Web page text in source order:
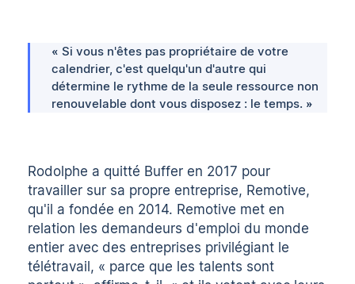
« Si vous n'êtes pas propriétaire de votre
calendrier, c'est quelqu'un d'autre qui
détermine le rythme de la seule ressource non
renouvelable dont vous disposez : le temps. »
Rodolphe a quitté Buffer en 2017 pour
travailler sur sa propre entreprise, Remotive,
qu'il a fondée en 2014. Remotive met en
relation les demandeurs d'emploi du monde
entier avec des entreprises privilégiant le
télétravail, « parce que les talents sont